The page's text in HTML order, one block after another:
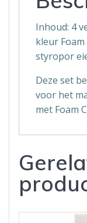
Inhoud: 4
kleur
styropor
Deze set
voor het
met Foam